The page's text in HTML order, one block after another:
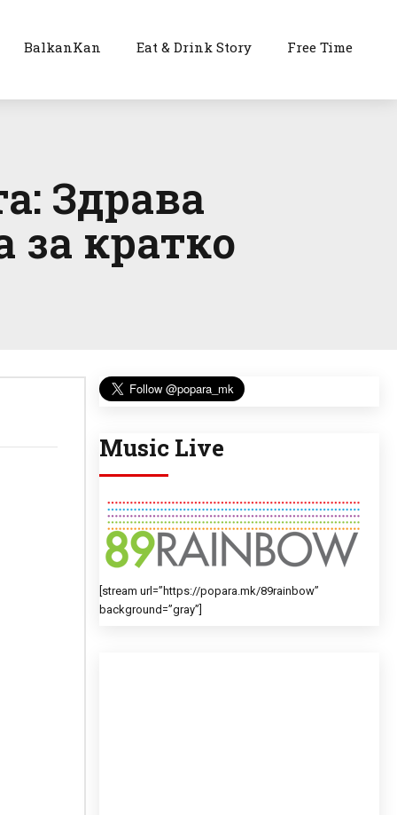
BalkanKan Eat & Drink Story Free Time
Здрава
за кратко
Music Live
[stream url=”https://popara.mk/89rainbow”
background=”gray”]